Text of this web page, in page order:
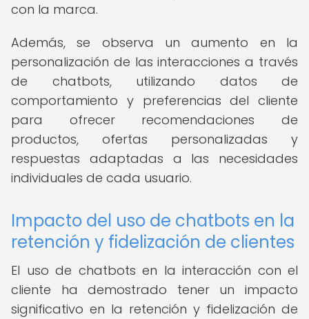
con la marca.
Además, se observa un aumento en la
personalización de las interacciones a través
de chatbots, utilizando datos de
comportamiento y preferencias del cliente
para ofrecer recomendaciones de
productos, ofertas personalizadas y
respuestas adaptadas a las necesidades
individuales de cada usuario.
Impacto del uso de chatbots en la
retención y fidelización de clientes
El uso de chatbots en la interacción con el
cliente ha demostrado tener un impacto
significativo en la retención y fidelización de